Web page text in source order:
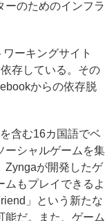
ーのためのインフラ
ーキングサイト
存している。その
からの依存脱
含む16カ国語でベ
ーシャルゲームを集
Zyngaが開発したゲ
ムもプレイできるよ
」という新たな
能だ。また、ゲーム